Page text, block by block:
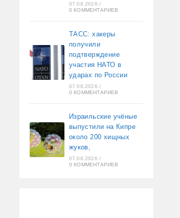
07.08.2026 /
0 КОММЕНТАРИЕВ
ТАСС: хакеры
получили
подтверждение
участия НАТО в
ударах по России
07.08.2026 /
0 КОММЕНТАРИЕВ
Израильские учёные
выпустили на Кипре
около 200 хищных
жуков,
07.08.2026 /
0 КОММЕНТАРИЕВ